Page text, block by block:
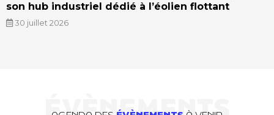
son hub industriel dédié à l’éolien flottant
30 juillet 2026